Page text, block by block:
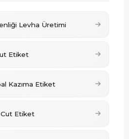
Levha Üretimi
Etiket
Kazıma Etiket
Etiket